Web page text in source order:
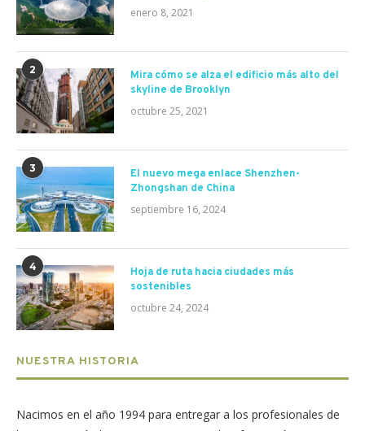
enero 8, 2021
2
Mira cómo se alza el edificio más alto del
skyline de Brooklyn
octubre 25, 2021
3
El nuevo mega enlace Shenzhen-
Zhongshan de China
septiembre 16, 2024
4
Hoja de ruta hacia ciudades más
sostenibles
octubre 24, 2024
NUESTRA HISTORIA
Nacimos en el año 1994 para entregar a los profesionales de